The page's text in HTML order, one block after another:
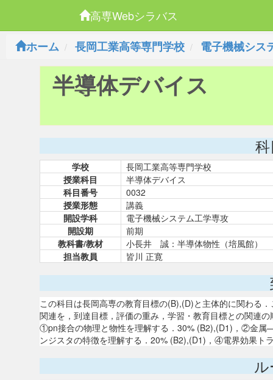
高専Webシラバス
ホーム
長岡工業高等専門学校 電子機械シス
半導体デバイス
学校
長岡工業高等専門学校
授業科目
半導体デバイス
科目番号
0032
授業形態
講義
開設学科
電子機械システム工学専攻
開設期
前期
教科書/教材
小長井 誠：半導体物性（培風館）
担当教員
皆川 正寛
この科目は長岡高専の教育目標の(B),(D)と主体的に関わる
関連を，到達目標，評価の重み，学習・教育目標との関連
①pn接合の物理と物性を理解する．30% (B2),(D1)，②金
ンジスタの特徴を理解する．20% (B2),(D1)，④電界効果ト